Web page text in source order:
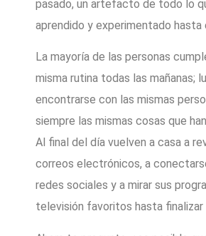
pasado, un artefacto de todo lo
aprendido y experimentado
La mayoría de las personas
misma rutina todas las mañanas;
encontrarse con las mismas
siempre las mismas cosas que
Al final del día vuelven a casa a
correos electrónicos, a
redes sociales y a mirar sus
televisión favoritos hasta finalizar